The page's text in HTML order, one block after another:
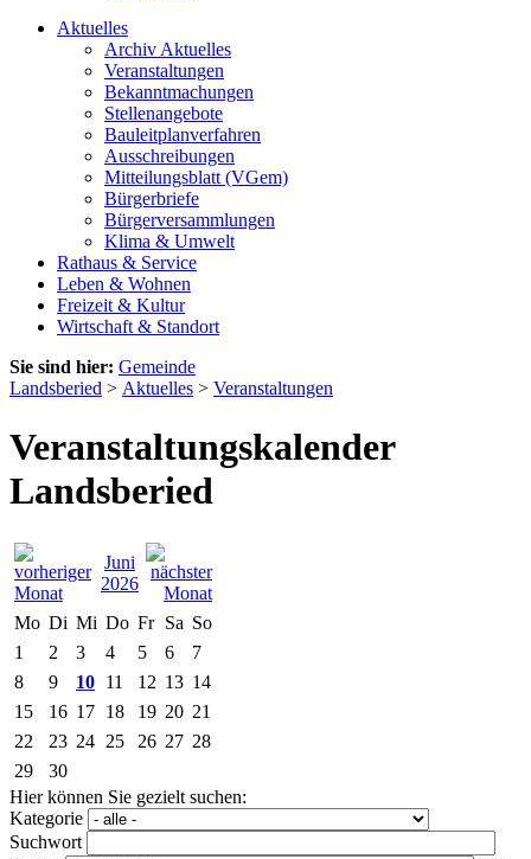
Aktuelles
Archiv Aktuelles
Veranstaltungen
Bekanntmachungen
Stellenangebote
Bauleitplanverfahren
Ausschreibungen
Mitteilungsblatt (VGem)
Bürgerbriefe
Bürgerversammlungen
Klima & Umwelt
Rathaus & Service
Leben & Wohnen
Freizeit & Kultur
Wirtschaft & Standort
Sie sind hier: Gemeinde
Landsberied > Aktuelles > Veranstaltungen
Veranstaltungskalender
Landsberied
Juni
2026
Mo Di Mi Do Fr Sa So
1
2 3 4 5 6
7
8
9 10 11 12 13 14
15
16 17 18 19 20 21
22
23 24 25 26 27 28
29
30
Hier können Sie gezielt suchen:
Kategorie
Suchwort